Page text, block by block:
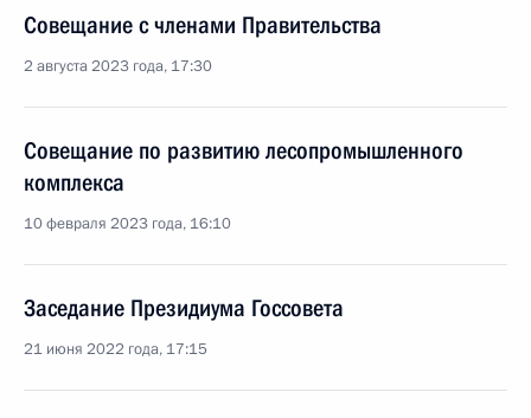
Совещание с членами Правительства
2 августа 2023 года, 17:30
Совещание по развитию лесопромышленного
комплекса
10 февраля 2023 года, 16:10
Заседание Президиума Госсовета
21 июня 2022 года, 17:15